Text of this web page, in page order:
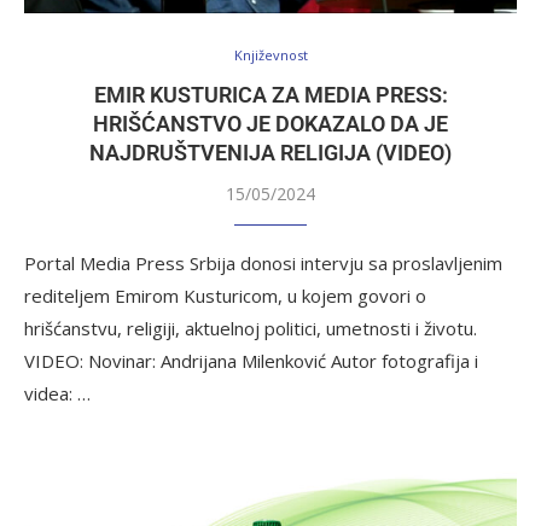
Književnost
EMIR KUSTURICA ZA MEDIA PRESS:
HRIŠĆANSTVO JE DOKAZALO DA JE
NAJDRUŠTVENIJA RELIGIJA (VIDEO)
15/05/2024
Portal Media Press Srbija donosi intervju sa proslavljenim
rediteljem Emirom Kusturicom, u kojem govori o
hrišćanstvu, religiji, aktuelnoj politici, umetnosti i životu.
VIDEO: Novinar: Andrijana Milenković Autor fotografija i
videa: …